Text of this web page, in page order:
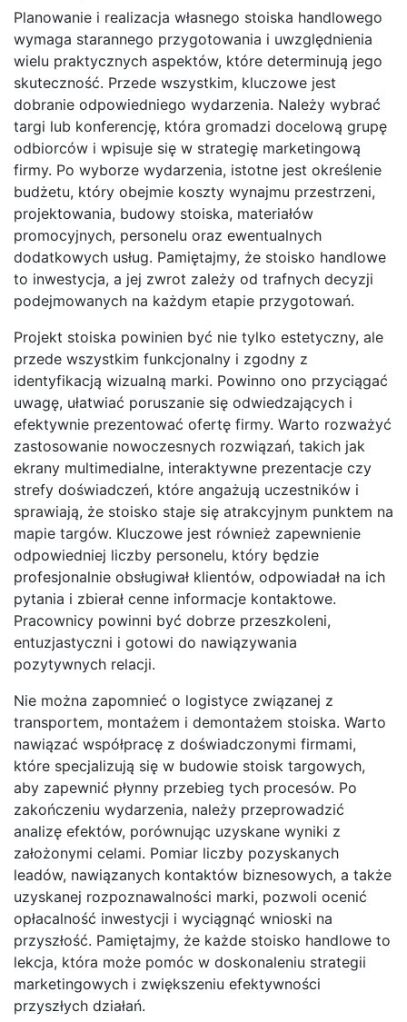
Planowanie i realizacja własnego stoiska handlowego
wymaga starannego przygotowania i uwzględnienia
wielu praktycznych aspektów, które determinują jego
skuteczność. Przede wszystkim, kluczowe jest
dobranie odpowiedniego wydarzenia. Należy wybrać
targi lub konferencję, która gromadzi docelową grupę
odbiorców i wpisuje się w strategię marketingową
firmy. Po wyborze wydarzenia, istotne jest określenie
budżetu, który obejmie koszty wynajmu przestrzeni,
projektowania, budowy stoiska, materiałów
promocyjnych, personelu oraz ewentualnych
dodatkowych usług. Pamiętajmy, że stoisko handlowe
to inwestycja, a jej zwrot zależy od trafnych decyzji
podejmowanych na każdym etapie przygotowań.
Projekt stoiska powinien być nie tylko estetyczny, ale
przede wszystkim funkcjonalny i zgodny z
identyfikacją wizualną marki. Powinno ono przyciągać
uwagę, ułatwiać poruszanie się odwiedzających i
efektywnie prezentować ofertę firmy. Warto rozważyć
zastosowanie nowoczesnych rozwiązań, takich jak
ekrany multimedialne, interaktywne prezentacje czy
strefy doświadczeń, które angażują uczestników i
sprawiają, że stoisko staje się atrakcyjnym punktem na
mapie targów. Kluczowe jest również zapewnienie
odpowiedniej liczby personelu, który będzie
profesjonalnie obsługiwał klientów, odpowiadał na ich
pytania i zbierał cenne informacje kontaktowe.
Pracownicy powinni być dobrze przeszkoleni,
entuzjastyczni i gotowi do nawiązywania
pozytywnych relacji.
Nie można zapomnieć o logistyce związanej z
transportem, montażem i demontażem stoiska. Warto
nawiązać współpracę z doświadczonymi firmami,
które specjalizują się w budowie stoisk targowych,
aby zapewnić płynny przebieg tych procesów. Po
zakończeniu wydarzenia, należy przeprowadzić
analizę efektów, porównując uzyskane wyniki z
założonymi celami. Pomiar liczby pozyskanych
leadów, nawiązanych kontaktów biznesowych, a także
uzyskanej rozpoznawalności marki, pozwoli ocenić
opłacalność inwestycji i wyciągnąć wnioski na
przyszłość. Pamiętajmy, że każde stoisko handlowe to
lekcja, która może pomóc w doskonaleniu strategii
marketingowych i zwiększeniu efektywności
przyszłych działań.